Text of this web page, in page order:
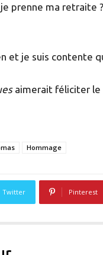
prenne ma retraite
et je suis contente
aimerait féliciter le
Hommage
Twitter Pinterest